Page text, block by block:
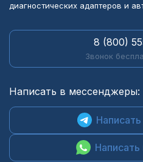
диагностических адаптеров и
8 (800)
Звонок
Написать в мессенджеры:
Написать